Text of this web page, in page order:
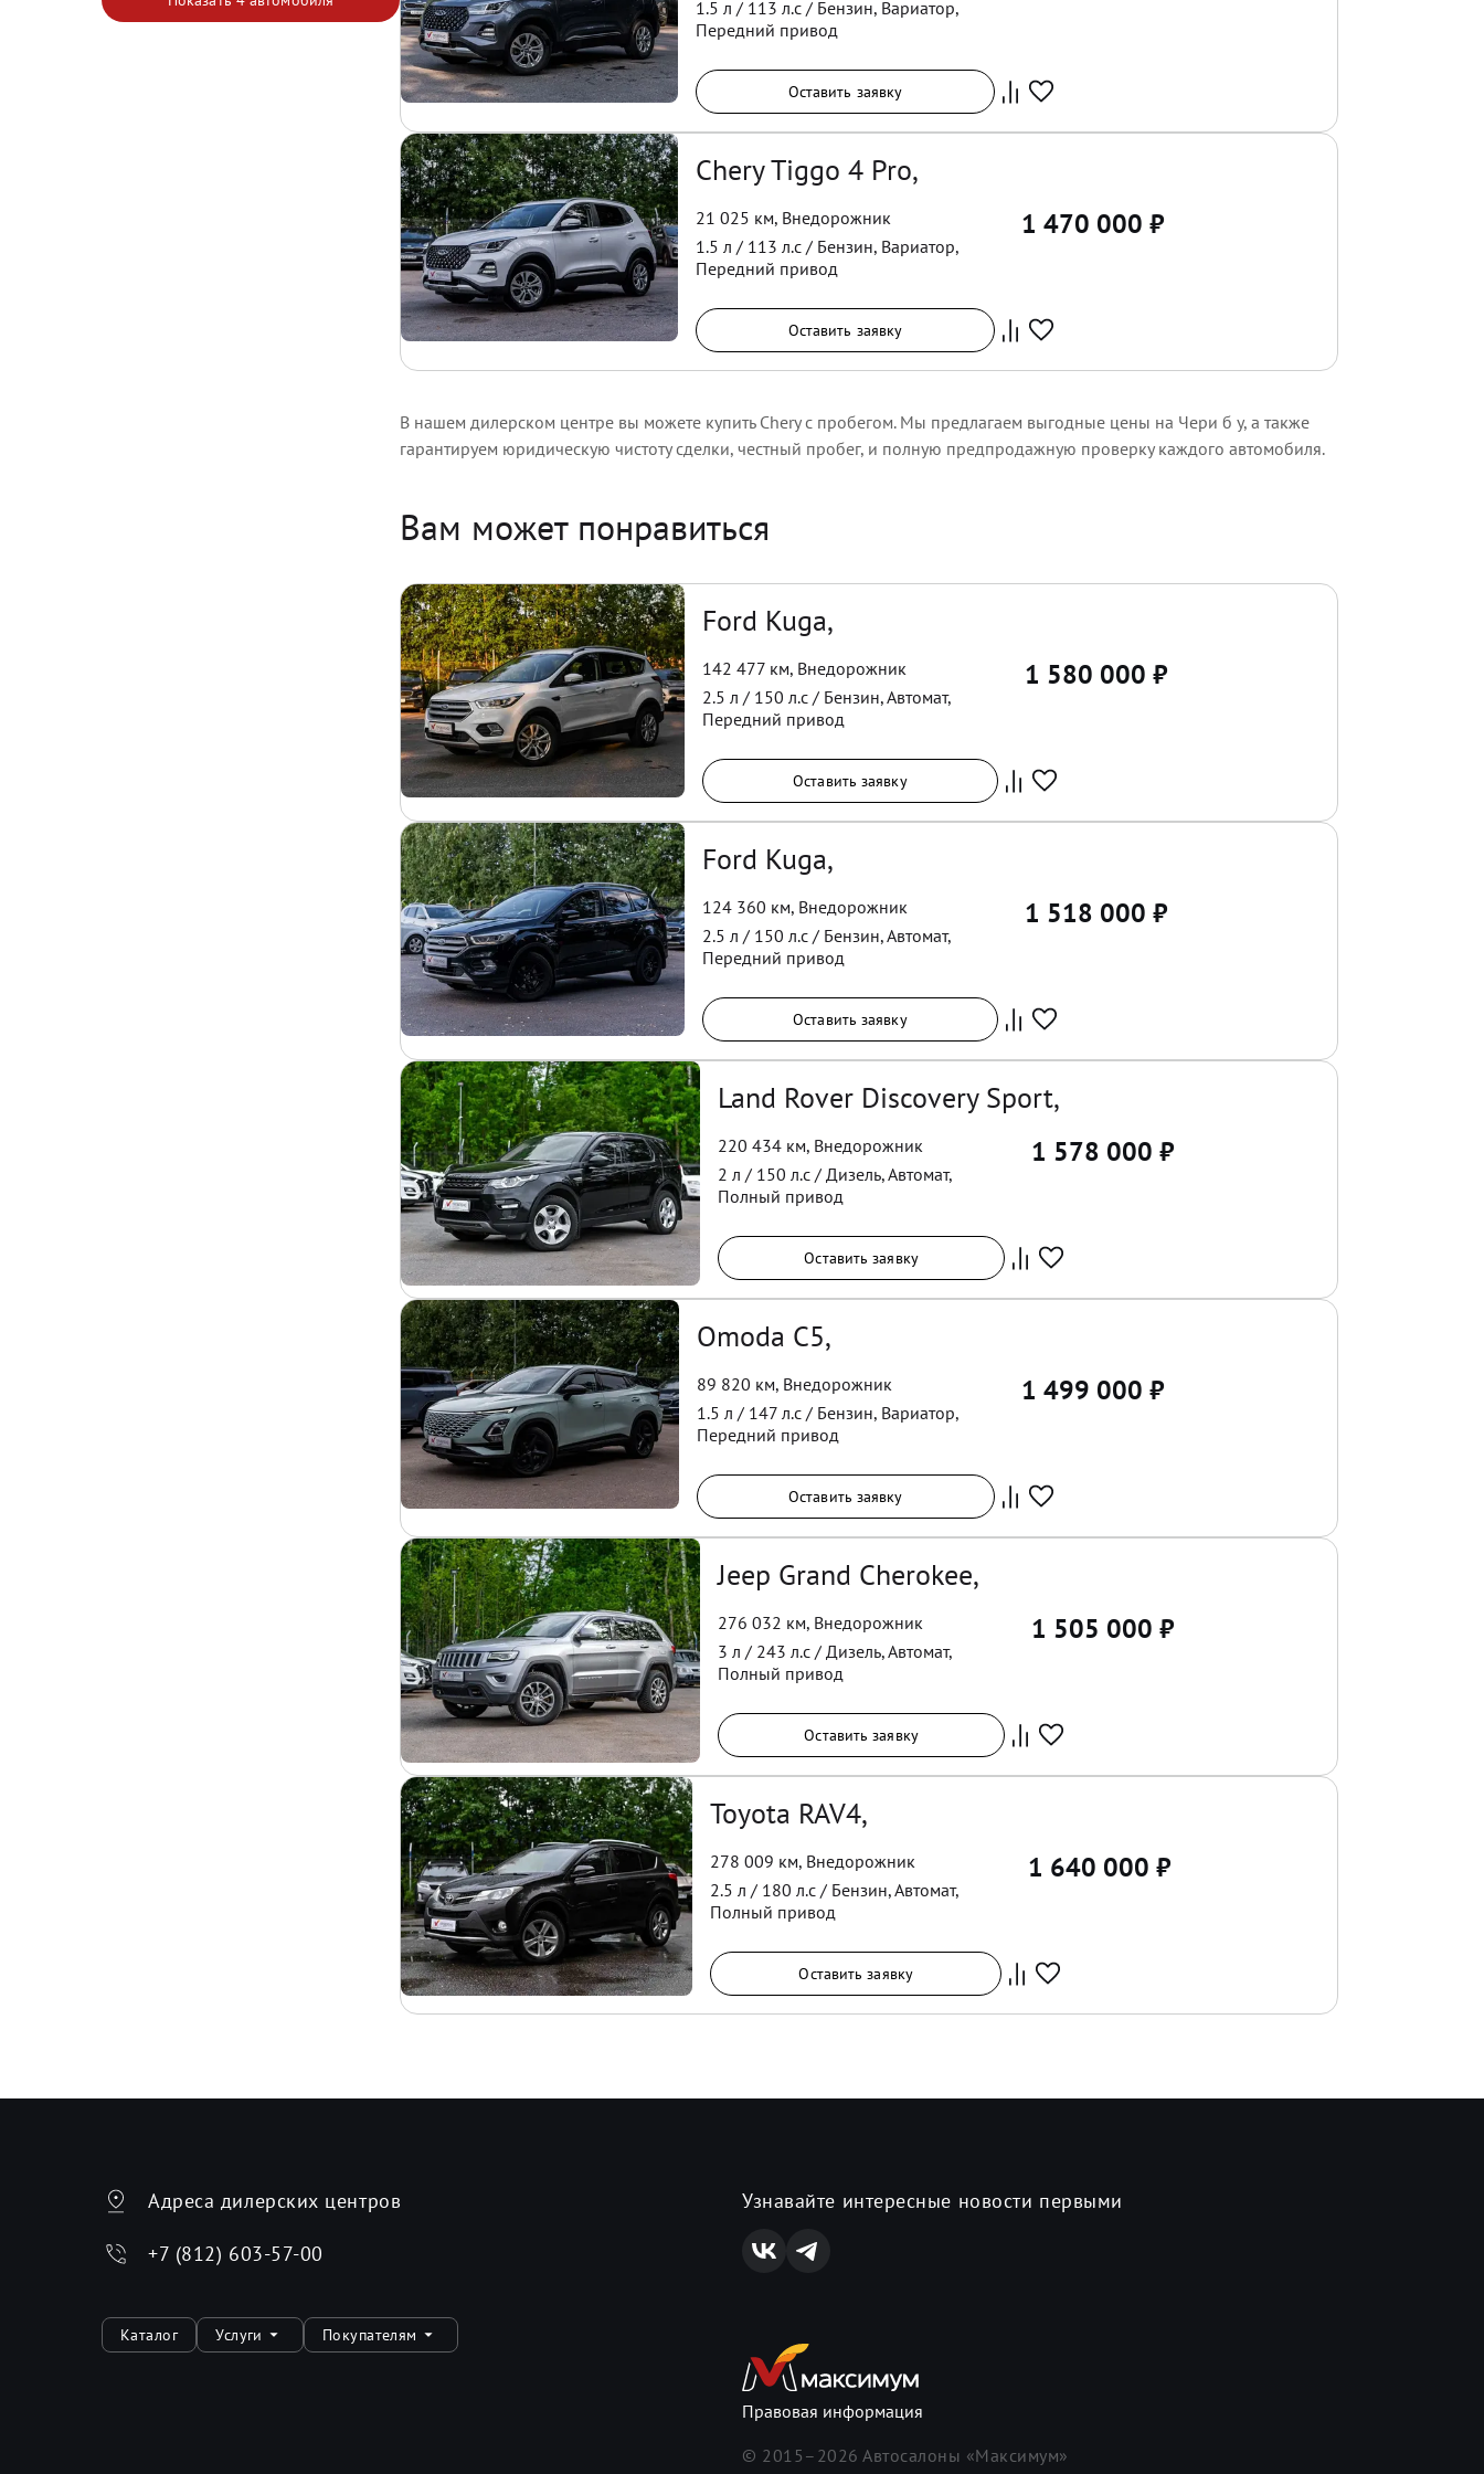
1.5 л / 113 л.с / Бензин, Вариатор,
Передний привод
Оставить заявку
Chery Tiggo 4 Pro,
21 025 км, Внедорожник
1.5 л / 113 л.с / Бензин, Вариатор,
Передний привод
1 470 000 ₽
Оставить заявку
В нашем дилерском центре вы можете купить Chery с пробегом. Мы предлагаем выгодные цены на Чери б у, а также
гарантируем юридическую чистоту сделки, честный пробег, и полную предпродажную проверку каждого автомобиля.
Вам может понравиться
Ford Kuga,
142 477 км, Внедорожник
2.5 л / 150 л.с / Бензин,Автомат,
Передний привод
1 580 000 ₽
Оставить заявку
Ford Kuga,
124 360 км, Внедорожник
2.5 л / 150 л.с / Бензин,Автомат,
Передний привод
1 518 000 ₽
Оставить заявку
Land Rover Discovery Sport,
220 434 км, Внедорожник
2 л / 150 л.с / Дизель,Автомат,
Полный привод
1 578 000 ₽
Оставить заявку
Omoda C5,
89 820 км, Внедорожник
1.5 л / 147л.с / Бензин, Вариатор,
Передний привод
1 499 000 ₽
Оставить заявку
Jeep Grand Cherokee,
276 032 км, Внедорожник
3 л / 243 л.с / Дизель,Автомат,
Полный привод
1 505 000 ₽
Оставить заявку
Toyota RAV4,
278 009 км, Внедорожник
2.5 л / 180 л.с / Бензин,Автомат,
Полный привод
1 640 000 ₽
Оставить заявку
Адреса дилерских центров
+7 (812) 603-57-00
Узнавайте интересные новости первыми
Каталог Услуги Покупателям
Правовая информация
© 2015– 2026 Автосалоны «Максимум»